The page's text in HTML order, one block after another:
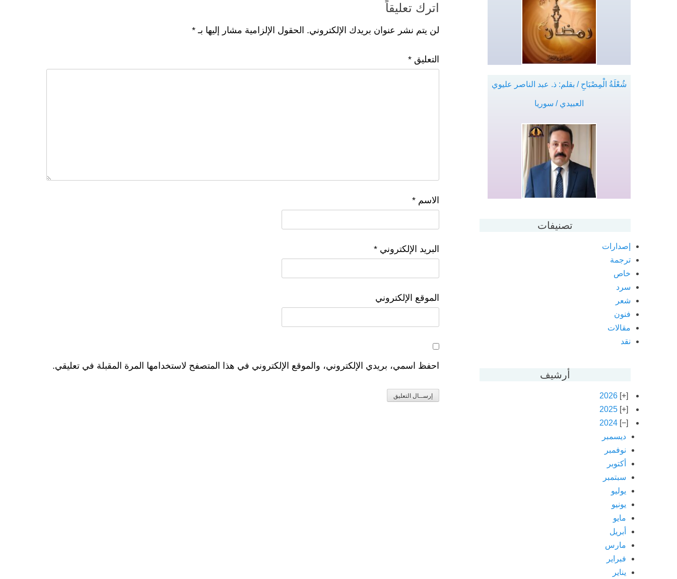
اترك تعليقاً
لن يتم نشر عنوان بريدك الإلكتروني. الحقول الإلزامية مشار إليها بـ *
التعليق *
الاسم *
البريد الإلكتروني *
الموقع الإلكتروني
احفظ اسمي، بريدي الإلكتروني، والموقع الإلكتروني في هذا المتصفح لاستخدامها المرة المقبلة في تعليقي.
شُعْلَةُ الْمِصْبَاحِ / بقلم: ذ. عبد الناصر عليوي
العبيدي / سوريا
تصنيفات
إصدارات
ترجمة
خاص
سرد
شعر
فنون
مقالات
نقد
أرشيف
2026
2025
2024
ديسمبر
نوفمبر
أكتوبر
سبتمبر
يوليو
يونيو
مايو
أبريل
مارس
فبراير
يناير